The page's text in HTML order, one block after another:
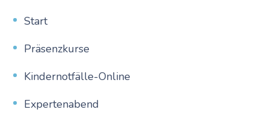
Start
Präsenzkurse
Kindernotfälle-Online
Expertenabend